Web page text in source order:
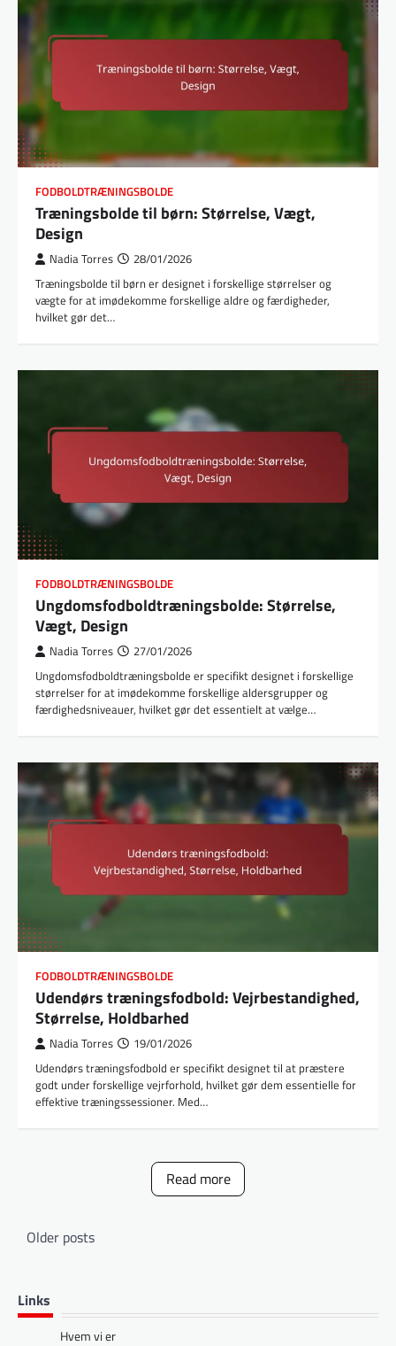
FODBOLDTRÆNINGSBOLDE
Træningsbolde til børn: Størrelse, Vægt,
Design
Nadia Torres 28/01/2026
Træningsbolde til børn er designet i forskellige størrelser og
vægte for at imødekomme forskellige aldre og færdigheder,
hvilket gør det…
FODBOLDTRÆNINGSBOLDE
Ungdomsfodboldtræningsbolde: Størrelse,
Vægt, Design
Nadia Torres 27/01/2026
Ungdomsfodboldtræningsbolde er specifikt designet i forskellige
størrelser for at imødekomme forskellige aldersgrupper og
færdighedsniveauer, hvilket gør det essentielt at vælge…
FODBOLDTRÆNINGSBOLDE
Udendørs træningsfodbold: Vejrbestandighed,
Størrelse, Holdbarhed
Nadia Torres 19/01/2026
Udendørs træningsfodbold er specifikt designet til at præstere
godt under forskellige vejrforhold, hvilket gør dem essentielle for
effektive træningssessioner. Med…
Read more
Posts
Older posts
Links
Hvem vi er